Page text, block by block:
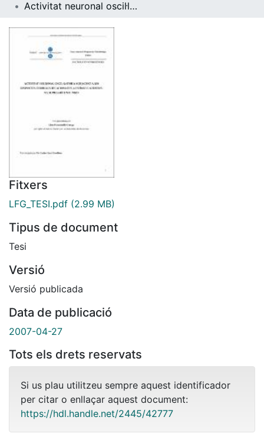
Activitat neuronal oscil·latòria subjacent a les respostes cerebrals relacionades a estímuls auditius: N1, supressió d'N1 i MMN
Fitxers
LFG_TESI.pdf (2.99 MB)
Tipus de document
Tesi
Versió
Versió publicada
Data de publicació
2007-04-27
Tots els drets reservats
Si us plau utilitzeu sempre aquest identificador
per citar o enllaçar aquest document:
https://hdl.handle.net/2445/42777